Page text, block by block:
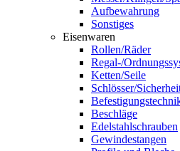
Aufbewahrung
Sonstiges
Eisenwaren
Rollen/Räder
Regal-/
Ketten/Seile
Schlösser/
Beschläge
Edelstahlschrauben
Gewindestangen